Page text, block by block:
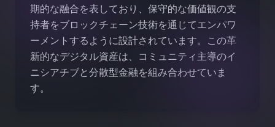
期的な融合を表しており、保守的な価値観の支
持者をブロックチェーン技術を通じてエンパワ
ーメントするように設計されています。この革
新的なデジタル資産は、コミュニティ主導のイ
ニシアチブと分散型金融を組み合わせていま
す。